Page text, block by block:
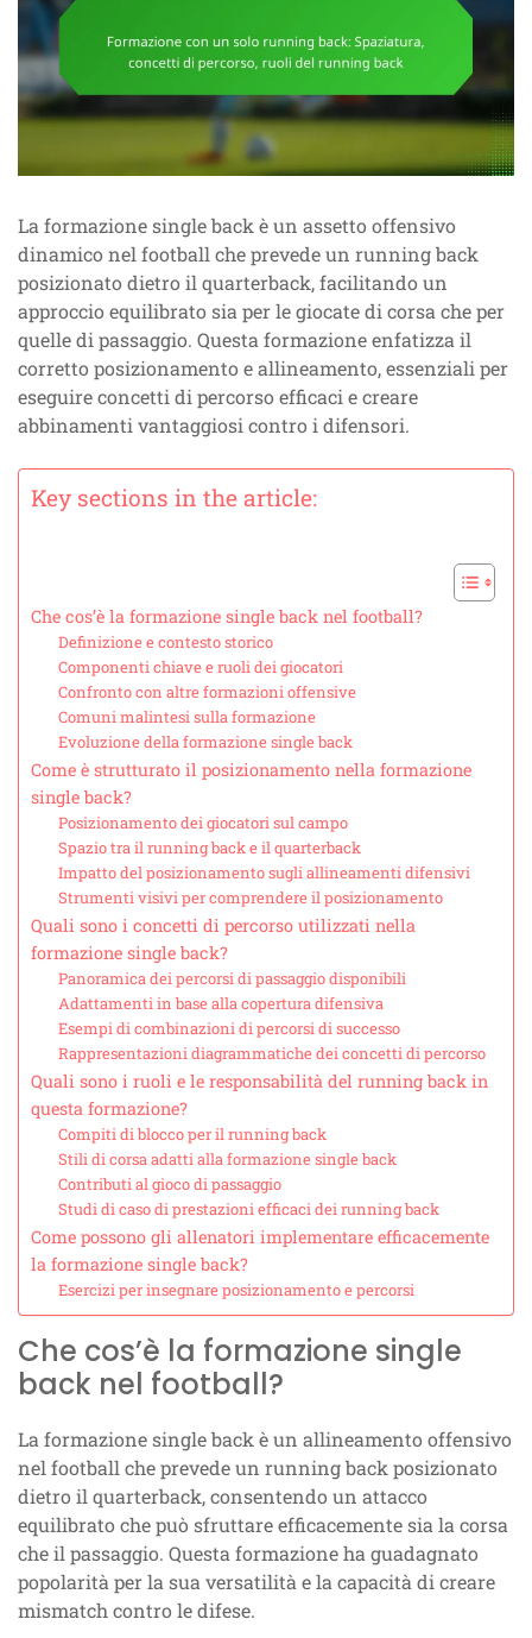
La formazione single back è un assetto offensivo
dinamico nel football che prevede un running back
posizionato dietro il quarterback, facilitando un
approccio equilibrato sia per le giocate di corsa che per
quelle di passaggio. Questa formazione enfatizza il
corretto posizionamento e allineamento, essenziali per
eseguire concetti di percorso efficaci e creare
abbinamenti vantaggiosi contro i difensori.
Key sections in the article:
Che cos’è la formazione single back nel football?
Definizione e contesto storico
Componenti chiave e ruoli dei giocatori
Confronto con altre formazioni offensive
Comuni malintesi sulla formazione
Evoluzione della formazione single back
Come è strutturato il posizionamento nella formazione
single back?
Posizionamento dei giocatori sul campo
Spazio tra il running back e il quarterback
Impatto del posizionamento sugli allineamenti difensivi
Strumenti visivi per comprendere il posizionamento
Quali sono i concetti di percorso utilizzati nella
formazione single back?
Panoramica dei percorsi di passaggio disponibili
Adattamenti in base alla copertura difensiva
Esempi di combinazioni di percorsi di successo
Rappresentazioni diagrammatiche dei concetti di percorso
Quali sono i ruoli e le responsabilità del running back in
questa formazione?
Compiti di blocco per il running back
Stili di corsa adatti alla formazione single back
Contributi al gioco di passaggio
Studi di caso di prestazioni efficaci dei running back
Come possono gli allenatori implementare efficacemente
la formazione single back?
Esercizi per insegnare posizionamento e percorsi
Che cos’è la formazione single
back nel football?
La formazione single back è un allineamento offensivo
nel football che prevede un running back posizionato
dietro il quarterback, consentendo un attacco
equilibrato che può sfruttare efficacemente sia la corsa
che il passaggio. Questa formazione ha guadagnato
popolarità per la sua versatilità e la capacità di creare
mismatch contro le difese.